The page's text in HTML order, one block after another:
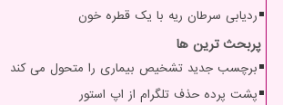
ردیابی سرطان ریه با یک قطره خون
پربحث ترین ها
برچسب جدید تشخیص بیماری را متحول می کند
پشت پرده حذف تلگرام از اپ استور